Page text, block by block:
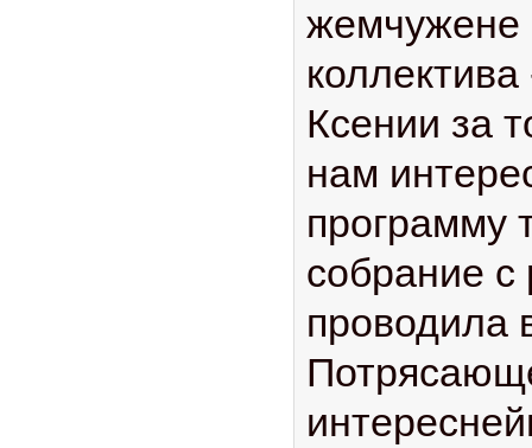
жемчужене
Ксении за
нам
программу
собрание с
проводила